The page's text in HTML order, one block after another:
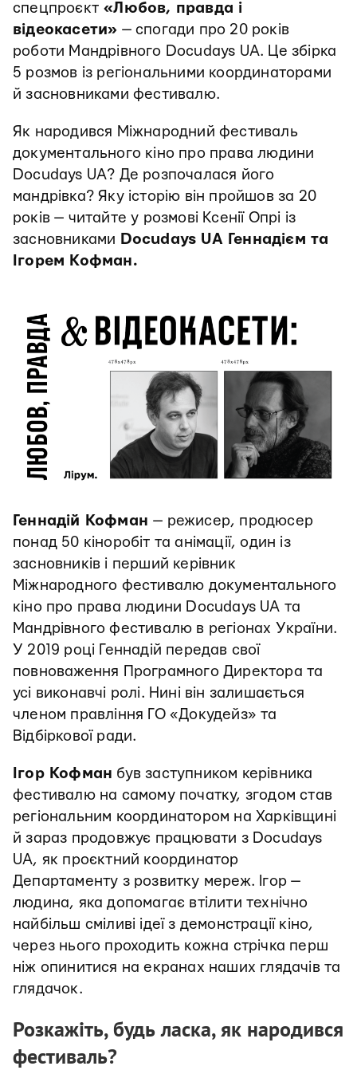
спецпроєкт «Любов, правда і
відеокасети» — спогади про 20 років
роботи Мандрівного Docudays UA. Це збірка
5 розмов із регіональними координаторами
й засновниками фестивалю.
Як народився Міжнародний фестиваль
документального кіно про права людини
Docudays UA? Де розпочалася його
мандрівка? Яку історію він пройшов за 20
років — читайте у розмові Ксенії Опрі із
засновниками Docudays UA Геннадієм та
Ігорем Кофман.
Геннадій Кофман— режисер, продюсер
понад 50 кіноробіт та анімації, один із
засновників і перший керівник
Міжнародного фестивалю документального
кіно про права людини Docudays UA та
Мандрівного фестивалю в регіонах України.
У 2019 році Геннадій передав свої
повноваження Програмного Директора та
усі виконавчі ролі. Нині він залишається
членом правління ГО «Докудейз» та
Відбіркової ради.
Ігор Кофман був заступником керівника
фестивалю на самому початку, згодом став
регіональним координатором на Харківщині
й зараз продовжує працювати з Docudays
UA, як проєктний координатор
Департаменту з розвитку мереж. Ігор —
людина, яка допомагає втілити технічно
найбільш сміливі ідеї з демонстрації кіно,
через нього проходить кожна стрічка перш
ніж опинитися на екранах наших глядачів та
глядачок.
Розкажіть, будь ласка, як народився
фестиваль?